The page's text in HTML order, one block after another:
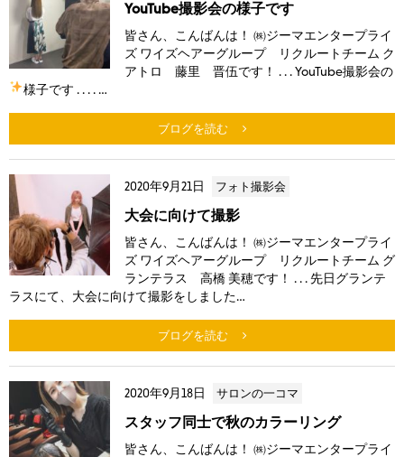
YouTube撮影会の様子です
皆さん、こんばんは！ ㈱ジーマエンタープライ
ズ ワイズヘアーグループ リクルートチーム ク
アトロ 藤里 晋伍です！ . . . YouTube撮影会の
様子です . . . . …
ブログを読む
2020年9月21日 フォト撮影会
大会に向けて撮影
皆さん、こんばんは！ ㈱ジーマエンタープライ
ズ ワイズヘアーグループ リクルートチーム グ
ランテラス 高橋 美穂です！ . . . 先日グランテ
ラスにて、大会に向けて撮影をしました…
ブログを読む
2020年9月18日 サロンの一コマ
スタッフ同士で秋のカラーリング
皆さん、こんばんは！ ㈱ジーマエンタープライ